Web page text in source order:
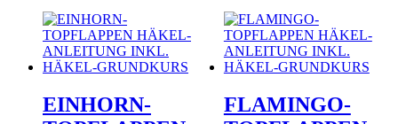
EINHORN-
FLAMINGO-